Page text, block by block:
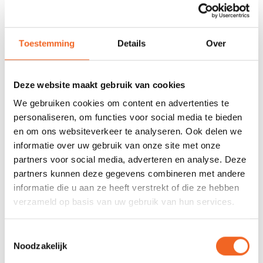
Toestemming Details Over
Deze website maakt gebruik van cookies
We gebruiken cookies om content en advertenties te
personaliseren, om functies voor social media te bieden
en om ons websiteverkeer te analyseren. Ook delen we
informatie over uw gebruik van onze site met onze
partners voor social media, adverteren en analyse. Deze
partners kunnen deze gegevens combineren met andere
informatie die u aan ze heeft verstrekt of die ze hebben
verzameld op basis van uw gebruik van hun services.
Noodzakelijk
Houdt er rekening mee dat dit model ten alle tijden met
tweepersoons bevaren moet worden voor een optimale peddel
ervaring. De Swing wordt geleverd met tweepersoons-spatdek
SPECIFICATIES
Lengte: 402 cm
Breedte: 87 cm
Gewicht: 14,3 kg